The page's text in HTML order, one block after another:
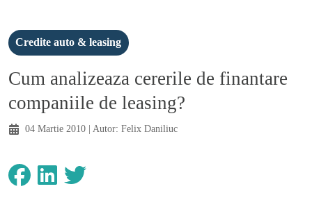
Credite auto & leasing
Cum analizeaza cererile de finantare
companiile de leasing?
04 Martie 2010 | Autor: Felix Daniliuc